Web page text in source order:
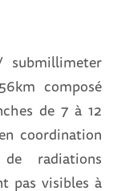
submillimeter
composé
de 7 à 12
coordination
radiations
pas visibles à